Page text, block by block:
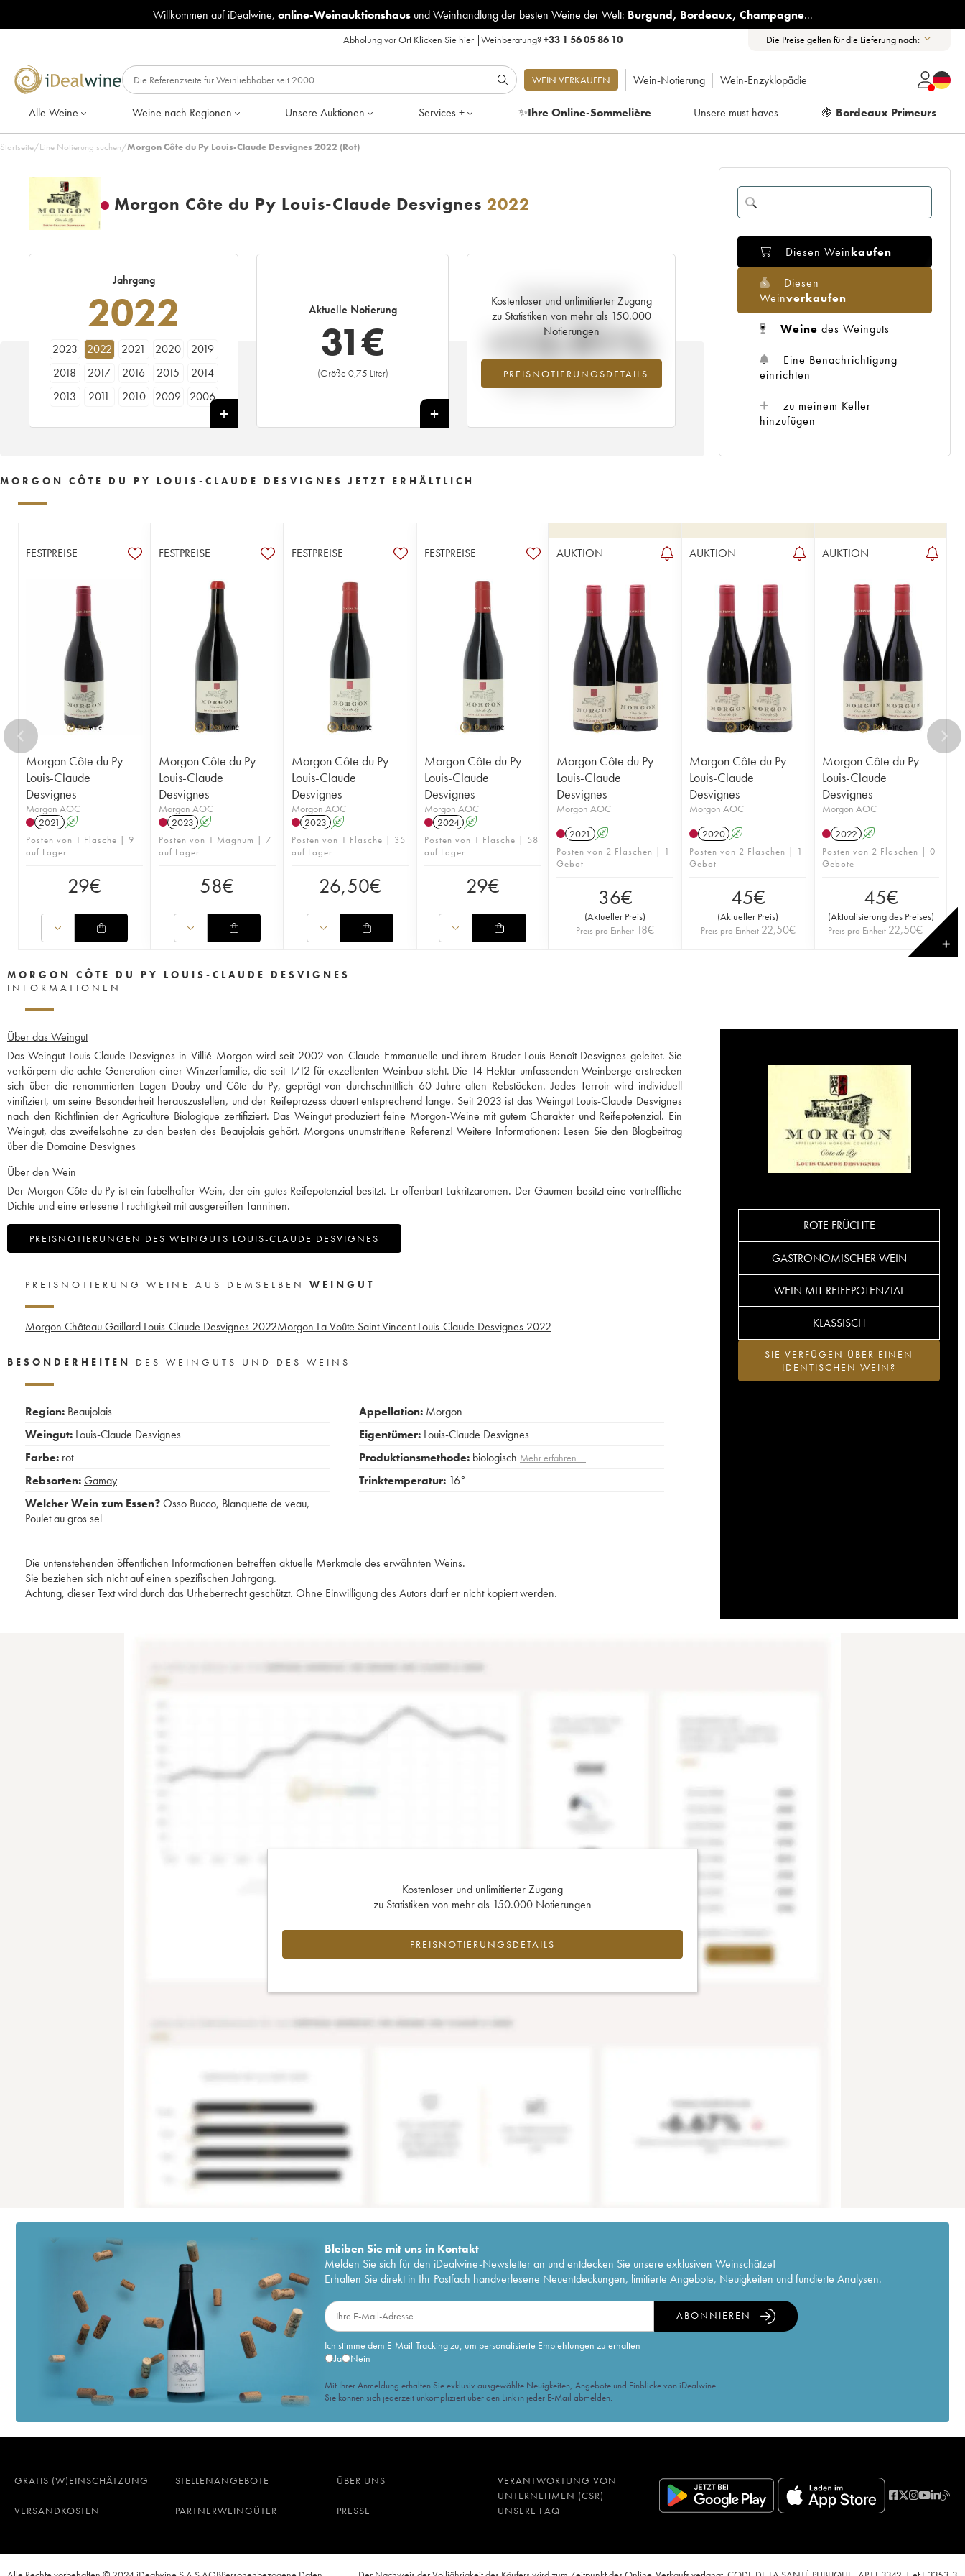
Willkommen auf iDealwine, online-Weinauktionshausund Weinhandlung der besten Weine der Welt: Burgund, Bordeaux, Champagne...
Abholung vor Ort Klicken Sie hier|Weinberatung?+33 1 56 05 86 10 Die Preise gelten für die Lieferung nach:
WEIN VERKAUFEN Wein-Notierung Wein-Enzyklopädie
Alle Weine Weine nach Regionen Unsere Auktionen Services + ✨Ihre Online-Sommelière Unsere must-haves 🍇 Bordeaux Primeurs
Startseite/Eine Notierung suchen/Morgon Côte du Py Louis-Claude Desvignes 2022 (Rot)
Morgon Côte du Py Louis-Claude Desvignes 2022
Jahrgang
2022
2023 2022 2021 2020
2019
2018
2017 2016 2015
2014
2013
2011 2010 2009
2006
Aktuelle Notierung
31€
(Größe 0,75 Liter)
+
Kostenloser und unlimitierter Zugang
zu Statistiken von mehr als 150.000
Notierungen
PREISNOTIERUNGSDETAILS
Aktuelle Entwicklung der
Preisnotierung
+13.91%
Preisanstiegs des Jahrgangs 2022 im Jahr
2026 im Vergleich zum Jahr 2025
Diesen Weinkaufen
Diesen
Weinverkaufen
Weine des Weinguts
Eine Benachrichtigung
einrichten
zu meinem Keller
hinzufügen
MORGON CÔTE DU PY LOUIS-CLAUDE DESVIGNES JETZT ERHÄLTLICH
FESTPREISE
Morgon Côte du Py
Louis-Claude
Desvignes
Morgon AOC
2021
A
Posten von 1 Flasche | 9
auf Lager
29€
FESTPREISE
Morgon Côte du Py
Louis-Claude
Desvignes
Morgon AOC
2023 A
Posten von 1 Magnum | 7
auf Lager
58€
FESTPREISE
Morgon Côte du Py
Louis-Claude
Desvignes
Morgon AOC
2023 A
Posten von 1 Flasche | 35
auf Lager
26,50€
FESTPREISE
Morgon Côte du Py
Louis-Claude
Desvignes
Morgon AOC
2024 A
Posten von 1 Flasche | 58
auf Lager
29€
AUKTION
Morgon Côte du Py
Louis-Claude
Desvignes
Morgon AOC
2021
A
Posten von 2 Flaschen | 1
Gebot
36€
(Aktueller Preis)
Preis pro Einheit 18€
AUKTION
Morgon Côte du Py
Louis-Claude
Desvignes
Morgon AOC
2020 A
Posten von 2 Flaschen | 1
Gebot
45€
(Aktueller Preis)
Preis pro Einheit 22,50€
AUKTION
Morgon Côte du Py
Louis-Claude
Desvignes
Morgon AOC
2022 A
Posten von 2 Flaschen | 0
Gebote
45€
(Aktualisierung des Preises)
Preis pro Einheit 22,50€
✕
MORGON CÔTE DU PY LOUIS-CLAUDE DESVIGNES
INFORMATIONEN
Über das Weingut
Das Weingut Louis-Claude Desvignes in Villié-Morgon wird seit 2002 von Claude-Emmanuelle und ihrem Bruder Louis-Benoît Desvignes geleitet. Sie
verkörpern die achte Generation einer Winzerfamilie, die seit 1712 für exzellenten Weinbau steht. Die 14 Hektar umfassenden Weinberge erstrecken
sich über die renommierten Lagen Douby und Côte du Py, geprägt von durchschnittlich 60 Jahre alten Rebstöcken. Jedes Terroir wird individuell
vinifiziert, um seine Besonderheit herauszustellen, und der Reifeprozess dauert entsprechend lange. Seit 2023 ist das Weingut Louis-Claude Desvignes
nach den Richtlinien der Agriculture Biologique zertifiziert. Das Weingut produziert feine Morgon-Weine mit gutem Charakter und Reifepotenzial. Ein
Weingut, das zweifelsohne zu den besten des Beaujolais gehört. Morgons unumstrittene Referenz! Weitere Informationen: Lesen Sie den Blogbeitrag
über die Domaine Desvignes
Über den Wein
Der Morgon Côte du Py ist ein fabelhafter Wein, der ein gutes Reifepotenzial besitzt. Er offenbart Lakritzaromen. Der Gaumen besitzt eine vortreffliche
Dichte und eine erlesene Fruchtigkeit mit ausgereiften Tanninen.
PREISNOTIERUNGEN DES WEINGUTS LOUIS-CLAUDE DESVIGNES
ROTE FRÜCHTE
GASTRONOMISCHER WEIN
WEIN MIT REIFEPOTENZIAL
KLASSISCH
SIE VERFÜGEN ÜBER EINEN
IDENTISCHEN WEIN?
PREISNOTIERUNG WEINE AUS DEMSELBEN WEINGUT
Morgon Château Gaillard Louis-Claude Desvignes 2022Morgon La Voûte Saint Vincent Louis-Claude Desvignes 2022
BESONDERHEITEN DES WEINGUTS UND DES WEINS
Region: Beaujolais
Weingut: Louis-Claude Desvignes
Farbe: rot
Rebsorten:Gamay
Welcher Wein zum Essen?Osso Bucco, Blanquette de veau,
Poulet au gros sel
Appellation: Morgon
Eigentümer: Louis-Claude Desvignes
Produktionsmethode: biologisch Mehr erfahren …
Trinktemperatur: 16°
Die untenstehenden öffentlichen Informationen betreffen aktuelle Merkmale des erwähnten Weins.
Sie beziehen sich nicht auf einen spezifischen Jahrgang.
Achtung, dieser Text wird durch das Urheberrecht geschützt. Ohne Einwilligung des Autors darf er nicht kopiert werden.
Kostenloser und unlimitierter Zugang
zu Statistiken von mehr als 150.000 Notierungen
PREISNOTIERUNGSDETAILS
Bleiben Sie mit uns in Kontakt
Melden Sie sich für den iDealwine-Newsletter an und entdecken Sie unsere exklusiven Weinschätze!
Erhalten Sie direkt in Ihr Postfach handverlesene Neuentdeckungen, limitierte Angebote, Neuigkeiten und fundierte Analysen.
Ich stimme dem E-Mail-Tracking zu, um personalisierte Empfehlungen zu erhalten
Ja
Nein
ABONNIEREN
Mit Ihrer Anmeldung erhalten Sie exklusiv ausgewählte Neuigkeiten, Angebote und Einblicke von iDealwine.
Sie können sich jederzeit unkompliziert über den Link in jeder E-Mail abmelden.
GRATIS (W)EINSCHÄTZUNG STELLENANGEBOTE ÜBER UNS
VERANTWORTUNG VON
UNTERNEHMEN (CSR)
VERSANDKOSTEN
PARTNERWEINGÜTER PRESSE UNSERE FAQ